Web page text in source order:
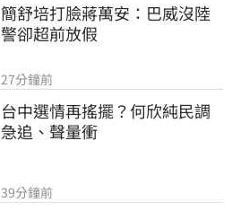
簡舒培打臉蔣萬安：巴威沒陸
警卻超前放假
27分鐘前
台中選情再搖擺？何欣純民調
急追、聲量衝
39分鐘前